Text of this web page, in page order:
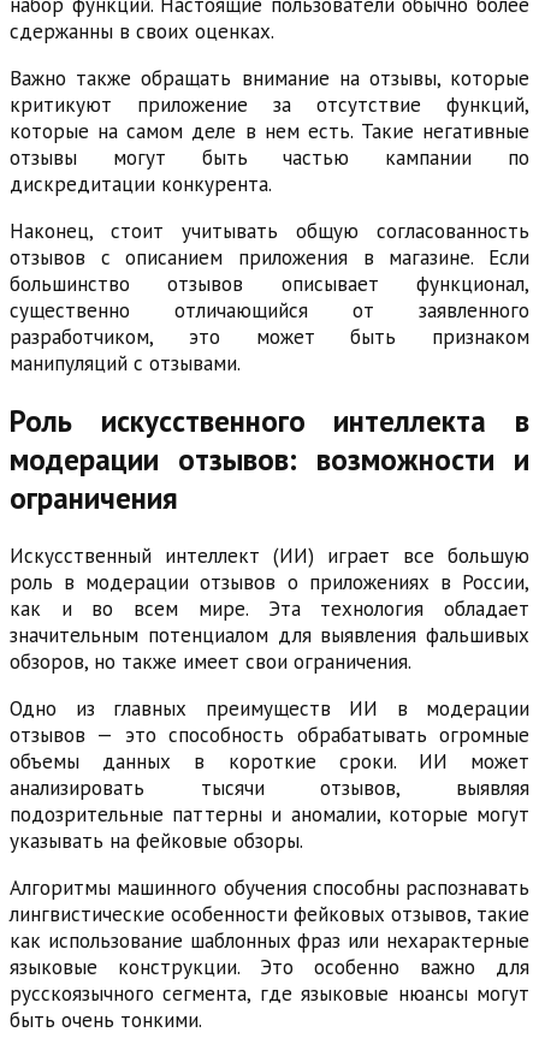
сдержанны в своих оценках.
Важно также обращать внимание на отзывы, которые
критикуют приложение за отсутствие функций,
которые на самом деле в нем есть. Такие негативные
отзывы могут быть частью кампании по
дискредитации конкурента.
Наконец, стоит учитывать общую согласованность
отзывов с описанием приложения в магазине. Если
большинство отзывов описывает функционал,
существенно отличающийся от заявленного
разработчиком, это может быть признаком
манипуляций с отзывами.
Роль искусственного интеллекта в
модерации отзывов: возможности и
ограничения
Искусственный интеллект (ИИ) играет все большую
роль в модерации отзывов о приложениях в России,
как и во всем мире. Эта технология обладает
значительным потенциалом для выявления фальшивых
обзоров, но также имеет свои ограничения.
Одно из главных преимуществ ИИ в модерации
отзывов — это способность обрабатывать огромные
объемы данных в короткие сроки. ИИ может
анализировать тысячи отзывов, выявляя
подозрительные паттерны и аномалии, которые могут
указывать на фейковые обзоры.
Алгоритмы машинного обучения способны распознавать
лингвистические особенности фейковых отзывов, такие
как использование шаблонных фраз или нехарактерные
языковые конструкции. Это особенно важно для
русскоязычного сегмента, где языковые нюансы могут
быть очень тонкими.